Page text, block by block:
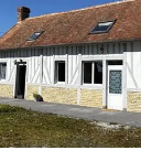
vendre
€
CENTURY 21